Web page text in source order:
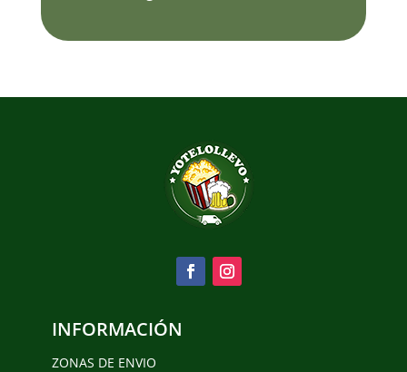
INFORMACIÓN
ZONAS DE ENVIO